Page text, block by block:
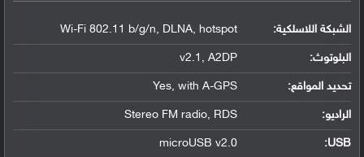
الشبكة اللاسلكية: Wi-Fi 802.11 b/g/n, DLNA, hotspot
البلوتوث:
v2.1, A2DP
تحديد المواقع:
Yes, with A-GPS
الراديو: Stereo FM radio, RDS
USB
:
microUSB v2.0